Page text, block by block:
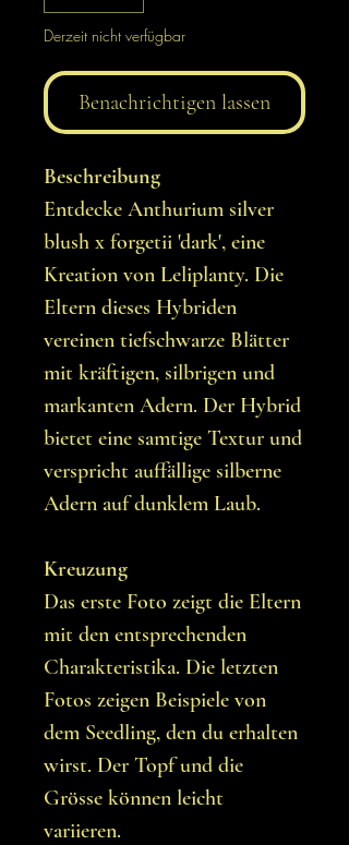
Derzeit nicht verfügbar
Benachrichtigen lassen
Beschreibung
Entdecke Anthurium silver
blush x forgetii 'dark', eine
Kreation von Leliplanty. Die
Eltern dieses Hybriden
vereinen tiefschwarze Blätter
mit kräftigen, silbrigen und
markanten Adern. Der Hybrid
bietet eine samtige Textur und
verspricht auffällige silberne
Adern auf dunklem Laub.
Kreuzung
Das erste Foto zeigt die Eltern
mit den entsprechenden
Charakteristika. Die letzten
Fotos zeigen Beispiele von
dem Seedling, den du erhalten
wirst. Der Topf und die
Grösse können leicht
variieren.